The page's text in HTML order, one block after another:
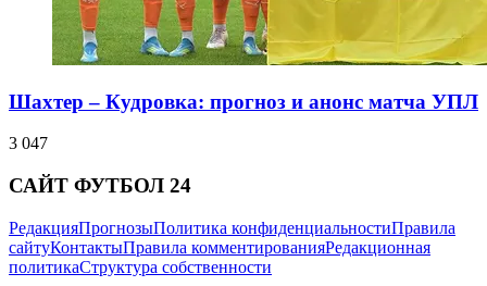
Шахтер – Кудровка: прогноз и анонс матча УПЛ
3 047
САЙТ ФУТБОЛ 24
РедакцияПрогнозыПолитика конфиденциальностиПравила
сайтуКонтактыПравила комментированияРедакционная
политикаСтруктура собственности